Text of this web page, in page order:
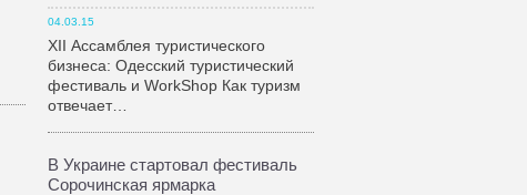
04.03.15
XII Ассамблея туристического
бизнеса: Одесский туристический
фестиваль и WorkShop Как туризм
отвечает…
В Украине стартовал фестиваль
Сорочинская ярмарка